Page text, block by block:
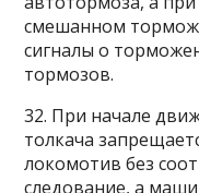
смешанном
сигналы о
тормозов.
32. При начале
толкача
локомотив без
следование, а